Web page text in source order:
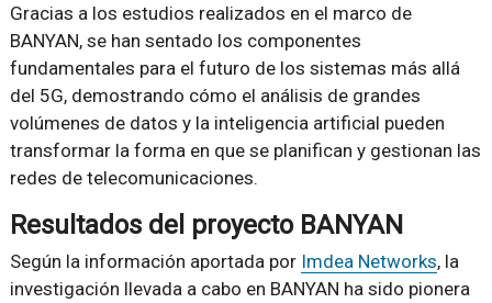
Gracias a los estudios realizados en el marco de
BANYAN, se han sentado los componentes
fundamentales para el futuro de los sistemas más allá
del 5G, demostrando cómo el análisis de grandes
volúmenes de datos y la inteligencia artificial pueden
transformar la forma en que se planifican y gestionan las
redes de telecomunicaciones.
Resultados del proyecto BANYAN
Según la información aportada por Imdea Networks, la
investigación llevada a cabo en BANYAN ha sido pionera